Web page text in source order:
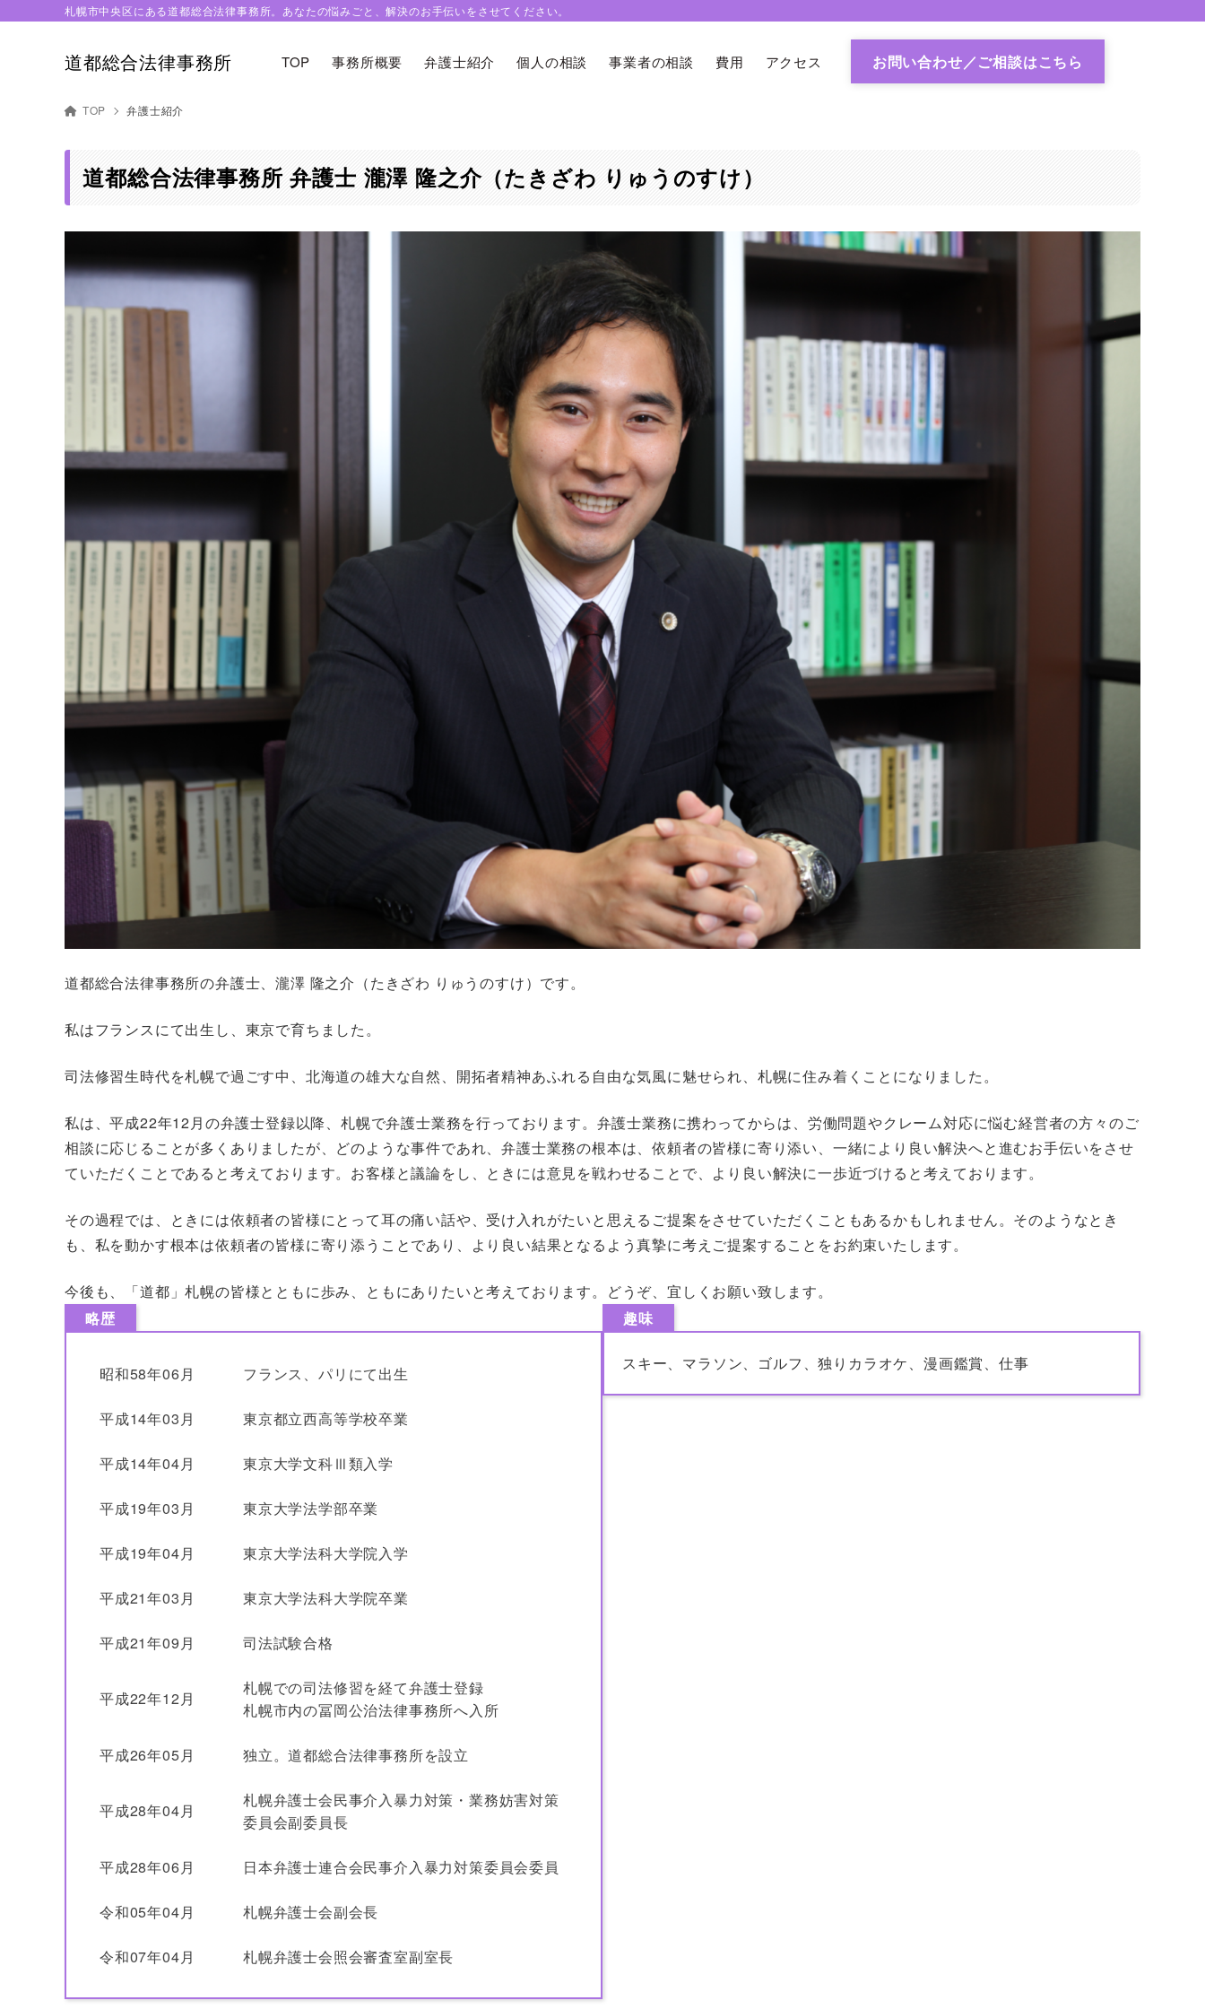
道都総合法律事務所
札幌市中央区にある道都総合法律事務所。あなたの悩みごと、解決のお手伝いをさせてください。
TOP 事務所概要 弁護士紹介 個人の相談 事業者の相談 費用 アクセス お問い合わせ／ご相談はこちら
TOP 弁護士紹介
道都総合法律事務所 弁護士 瀧澤 隆之介（たきざわ りゅうのすけ）
道都総合法律事務所の弁護士、瀧澤 隆之介（たきざわ りゅうのすけ）です。
私はフランスにて出生し、東京で育ちました。
司法修習生時代を札幌で過ごす中、北海道の雄大な自然、開拓者精神あふれる自由な気風に魅せられ、札幌に住み着くことになりました。
私は、平成22年12月の弁護士登録以降、札幌で弁護士業務を行っております。弁護士業務に携わってからは、労働問題やクレーム対応に悩む経営者の方々のご
相談に応じることが多くありましたが、どのような事件であれ、弁護士業務の根本は、依頼者の皆様に寄り添い、一緒により良い解決へと進むお手伝いをさせ
ていただくことであると考えております。お客様と議論をし、ときには意見を戦わせることで、より良い解決に一歩近づけると考えております。
その過程では、ときには依頼者の皆様にとって耳の痛い話や、受け入れがたいと思えるご提案をさせていただくこともあるかもしれません。そのようなとき
も、私を動かす根本は依頼者の皆様に寄り添うことであり、より良い結果となるよう真摯に考えご提案することをお約束いたします。
今後も、「道都」札幌の皆様とともに歩み、ともにありたいと考えております。どうぞ、宜しくお願い致します。
略歴
昭和58年06月 フランス、パリにて出生
平成14年03月 東京都立西高等学校卒業
平成14年04月 東京大学文科Ⅲ類入学
平成19年03月 東京大学法学部卒業
平成19年04月 東京大学法科大学院入学
平成21年03月 東京大学法科大学院卒業
平成21年09月 司法試験合格
平成22年12月
札幌での司法修習を経て弁護士登録
札幌市内の冨岡公治法律事務所へ入所
平成26年05月 独立。道都総合法律事務所を設立
平成28年04月
札幌弁護士会民事介入暴力対策・業務妨害対策
委員会副委員長
平成28年06月 日本弁護士連合会民事介入暴力対策委員会委員
令和05年04月 札幌弁護士会副会長
令和07年04月 札幌弁護士会照会審査室副室長
趣味
スキー、マラソン、ゴルフ、独りカラオケ、漫画鑑賞、仕事